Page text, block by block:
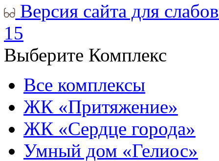
Версия сайта для
15
Выберите Комплекс
Все комплексы
ЖК «Притяжение»
ЖК «Сердце города»
Умный дом «Гелиос»